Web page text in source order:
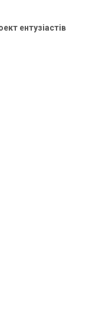
ентузіастів